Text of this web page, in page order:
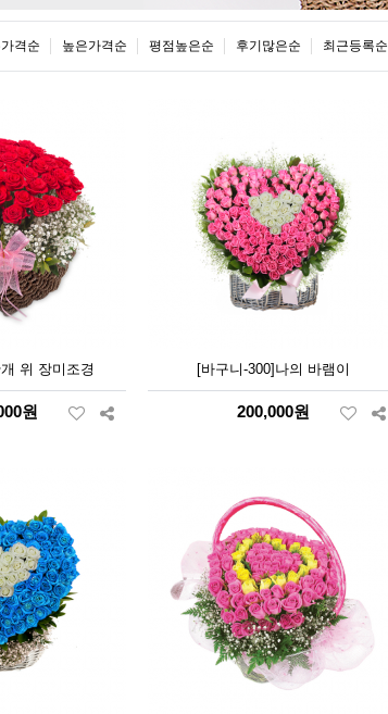
격순 높은가격순 평점높은순 후기많은순 최근등록순
위 장미조경
원
[바구니-300]나의 바램이
200,000원